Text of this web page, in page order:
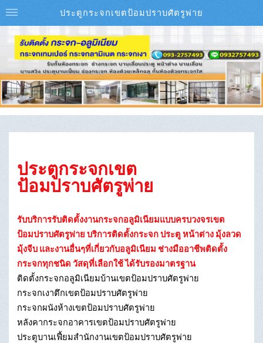
ประตูกระจกเขต
ป้อมปราบศัตรูพ่าย
รับบริการรับติดตั้งงานกระจกอลูมิเนียมแบบครบวงจรเขต
ป้อมปราบศัตรูพ่าย บริการติดตั้งกระจก ประตู หน้าต่าง มุ้งลวด
มุ้งจีบ และงานอื่นๆที่เกี่ยวกับอลูมิเนียม ช่างมืออาชีพติดตั้ง
กระจกทุกชนิด วัสดุที่เลือกใช้ ได้รับรองมาตรฐาน
ติดตั้งกระจกอลูมิเนียมบ้านเขตป้อมปราบศัตรูพ่าย
กระจกเงาตึกเขตป้อมปราบศัตรูพ่าย
กระจกผนังห้างเขตป้อมปราบศัตรูพ่าย
หลังคากระจกอาคารเขตป้อมปราบศัตรูพ่าย
ประตูบานเฟี้ยมสำนักงานเขตป้อมปราบศัตรูพ่าย
ประตูกระจกเขตป้อมปราบศัตรูพ่าย